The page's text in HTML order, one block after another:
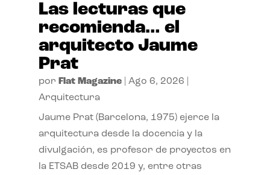
Las lecturas que
recomienda… el
arquitecto Jaume
Prat
por Flat Magazine| Ago 6, 2026
Arquitectura
Jaume Prat (Barcelona, 1975) ejerce la
arquitectura desde la docencia y la
divulgación, es profesor de proyectos en
la ETSAB desde 2019 y, entre otras